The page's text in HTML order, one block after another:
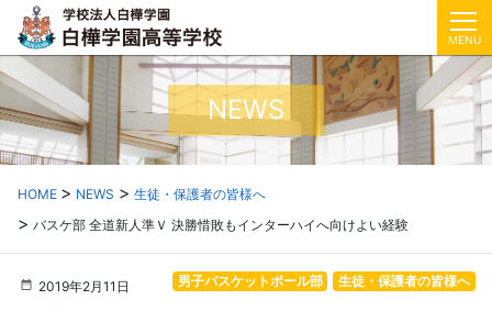
MENU
NEWS
HOME NEWS
生徒・保護者の皆様へ
バスケ部 全道新人準Ｖ 決勝惜敗もインターハイへ向けよい経験
2019年2月11日 生徒・保護者の皆様へ
男子バスケットボール部